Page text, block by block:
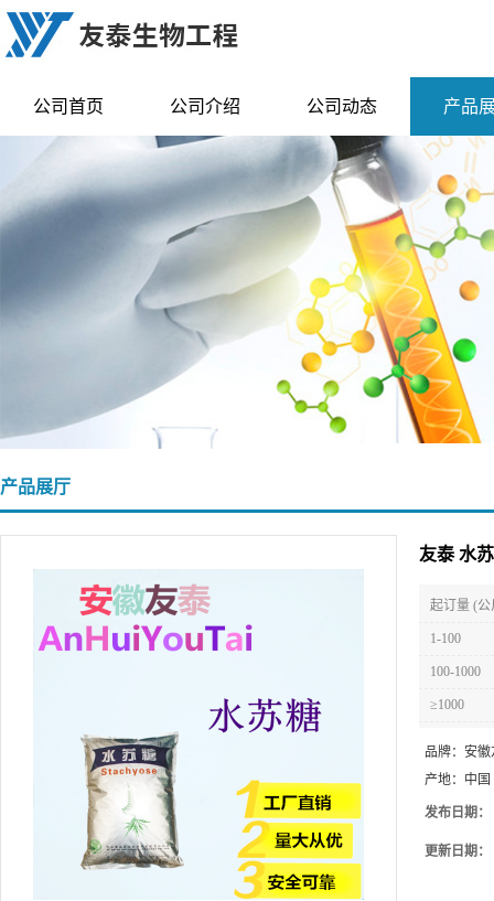
公司首页 公司介绍 公司动态 产品
产品展厅
友泰 水
起订量 (公
1-100
100-1000
≥1000
品牌： 安徽
产地： 中国
发布日期：
更新日期：